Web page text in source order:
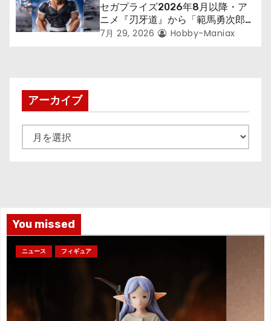
セガプライズ2026年8月以降・ア
ニメ『刃牙道』から「範馬勇次郎」
が登場ッッ!!
7月 29, 2026 Hobby-Maniax
アーカイブ
ー
You missed
ニュース フィギュア